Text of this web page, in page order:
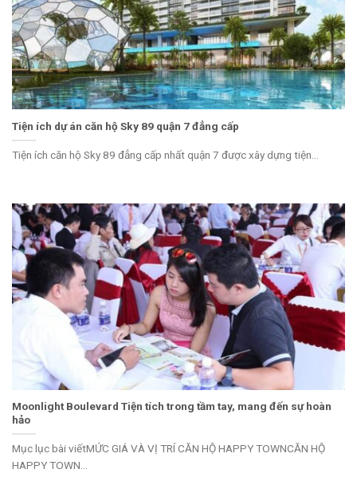
Tiện ích dự án căn hộ Sky 89 quận 7 đẳng cấp
Tiện ích căn hộ Sky 89 đẳng cấp nhất quận 7 được xây dựng tiện...
Moonlight Boulevard Tiện tích trong tầm tay, mang đến sự hoàn
hảo
Mục lục bài viếtMỨC GIÁ VÀ VỊ TRÍ CĂN HỘ HAPPY TOWNCĂN HỘ
HAPPY TOWN...